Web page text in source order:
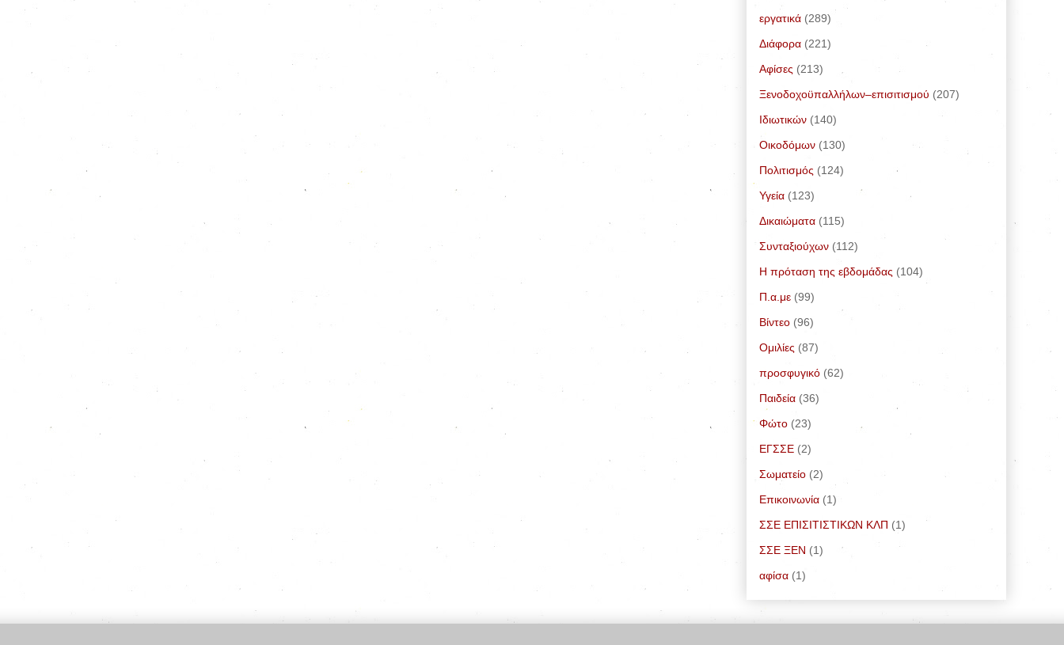
εργατικά (289)
Διάφορα (221)
Αφίσες (213)
Ξενοδοχοϋπαλλήλων–επισιτισμού (207)
Ιδιωτικών (140)
Οικοδόμων (130)
Πολιτισμός (124)
Υγεία (123)
Δικαιώματα (115)
Συνταξιούχων (112)
Η πρόταση της εβδομάδας (104)
Π.α.με (99)
Bίντεο (96)
Ομιλίες (87)
προσφυγικό (62)
Παιδεία (36)
Φώτο (23)
ΕΓΣΣΕ (2)
Σωματείο (2)
Επικοινωνία (1)
ΣΣΕ ΕΠΙΣΙΤΙΣΤΙΚΩΝ ΚΛΠ (1)
ΣΣΕ ΞΕΝ (1)
αφίσα (1)